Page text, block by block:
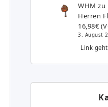
WHM zu
Herren
16,98€
3. August
Link